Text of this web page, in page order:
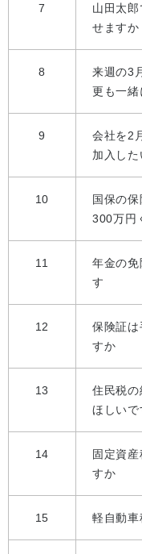
7
山田太
せますか
8
来週の3
更も一
9
会社を2
加入した
10
国保の
300万円
11
年金の
す
12
保険証は
すか
13
住民税
ほしいで
14
固定資
すか
15 軽自動